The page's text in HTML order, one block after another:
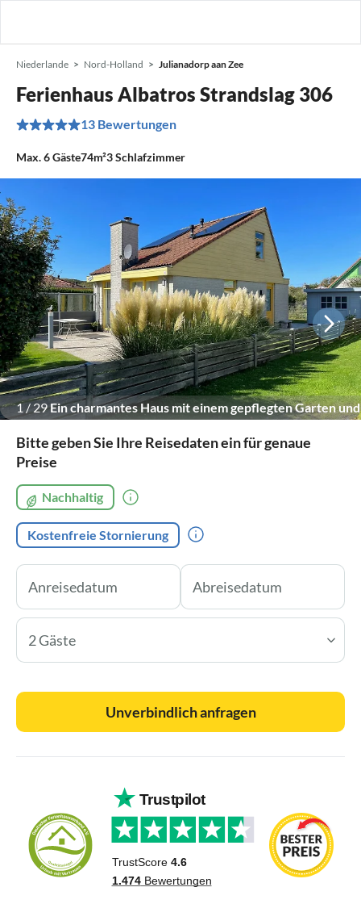
Niederlande Nord-Holland Julianadorp aan Zee
Ferienhaus Albatros Strandslag 306
13 Bewertungen
Max.6Gäste74m²3Schlafzimmer
1/29Ein charmantes Haus mit einem gepflegten Garten und
Bitte geben Sie Ihre Reisedaten ein für genaue
Preise
Nachhaltig
Kostenfreie Stornierung
2 Gäste
Unverbindlich anfragen